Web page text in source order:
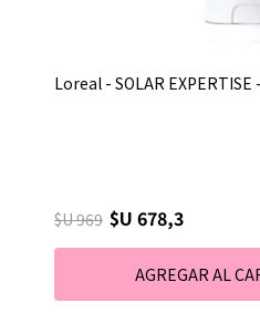
Loreal - SOLAR EXPERTISE
$U 969 $U 678,3